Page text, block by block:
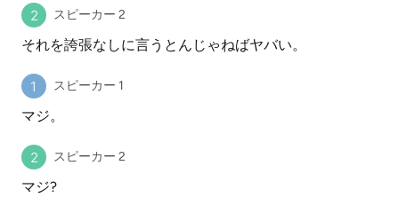
スピーカー 2
それを誇張なしに言うとんじゃねばヤバい。
スピーカー 1
マジ。
スピーカー 2
マジ?